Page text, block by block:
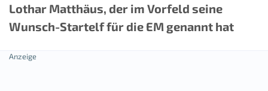
Lothar Matthäus, der im Vorfeld seine
Wunsch-Startelf für die EM genannt hat